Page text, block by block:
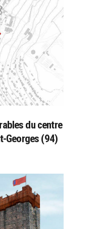
du centre
Georges (94)